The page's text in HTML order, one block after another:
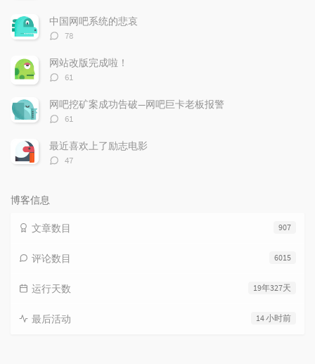
数：
中国网吧系统的悲哀
评
数：
78
网站改版完成啦！
评
数：
61
网吧挖矿案成功告破—网吧巨卡老板报警
评
数：
61
最近喜欢上了励志电影
评
47
博客信息
907
文章数目
6015
评论数目
19年327天
运行天数
14 小时前
最后活动